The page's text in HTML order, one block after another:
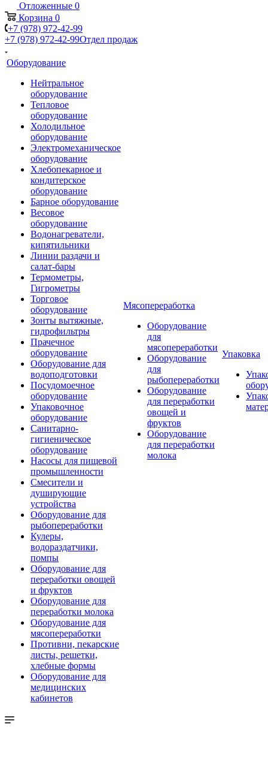
Отложенные 0
Корзина 0
+7 (978) 972-42-99
+7 (978) 972-42-99Отдел продаж
Оборудование
Нейтральное
оборудование
Тепловое
оборудование
Холодильное
оборудование
Электромеханическое
оборудование
Хлебопекарное и
кондитерское
оборудование
Барное оборудование
Весовое
оборудование
Водонагреватели,
кипятильники
Линии раздачи и
салат-бары
Термометры,
Гигрометры
Торговое
оборудование
Зонты вытяжные,
гидрофильтры
Прачечное
оборудование
Оборудование для
водоподготовки
Посудомоечное
оборудование
Упаковочное
оборудование
Санитарно-
гигиеническое
оборудование
Насосы для пищевой
промышленности
Смесители и
душирующие
устройства
Оборудование для
рыбопереработки
Кулеры,
водораздатчики,
помпы
Оборудование для
переработки овощей
и фруктов
Оборудование для
переработки молока
Оборудование для
мясопереработки
Противни, пекарские
листы, решетки,
хлебные формы
Оборудование для
медицинских
кабинетов
Мясопереработка
Оборудование
для
мясопереработки
Оборудование
для
рыбопереработки
Оборудование
для переработки
овощей и
фруктов
Оборудование
для переработки
молока
Упаковка